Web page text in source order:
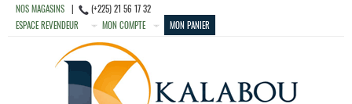
NOS MAGASINS |
(+225) 21 56 17 32
ESPACE REVENDEUR
MON COMPTE MON PANIER